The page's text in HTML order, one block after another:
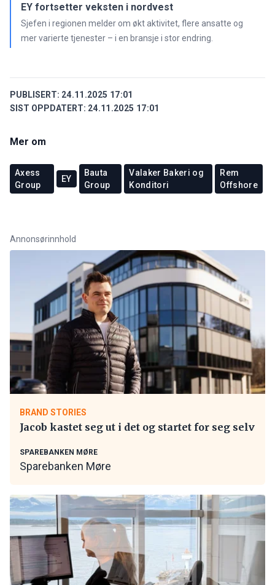
EY fortsetter veksten i nordvest
Sjefen i regionen melder om økt aktivitet, flere ansatte og
mer varierte tjenester – i en bransje i stor endring.
PUBLISERT: 24.11.2025 17:01
SIST OPPDATERT: 24.11.2025 17:01
Mer om
Axess
Group
EY
Bauta
Group
Valaker Bakeri og
Konditori
Rem
Offshore
Annonsørinnhold
BRAND STORIES
Jacob kastet seg ut i det og startet for seg selv
SPAREBANKEN MØRE
Sparebanken Møre